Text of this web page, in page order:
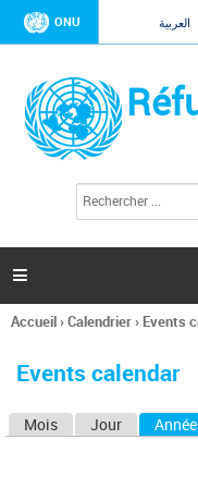
ONU العربية
l
c
h
e

Vous
ici
Accueil›Calendrier› Events
Events calendar
Mois Jour Année